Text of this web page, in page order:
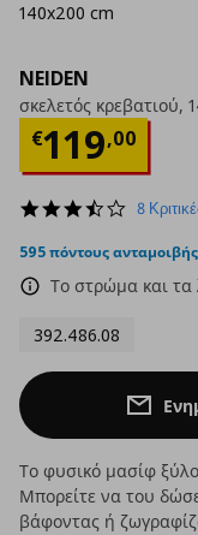
NEIDEN
σκελετός κρεβατιού,
€119,00
3.6
rating
8
595 πόντους ανταμοιβής
Το στρώμα και τα
392.486.08
140x200 cm
Το φυσικό μασίφ
Μπορείτε να του
βάφοντας ή